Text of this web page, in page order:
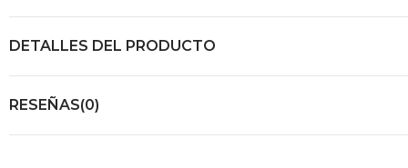
DETALLES DEL PRODUCTO
RESEÑAS(0)